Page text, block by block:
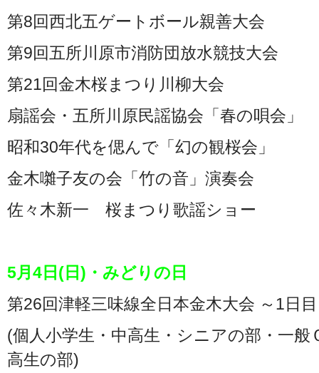
第8回西北五ゲートボール親善大会
第9回五所川原市消防団放水競技大会
第21回金木桜まつり川柳大会
扇謡会・五所川原民謡協会「春の唄会」
昭和30年代を偲んで「幻の観桜会」
金木囃子友の会「竹の音」演奏会
佐々木新一 桜まつり歌謡ショー
5月4日(日)・みどりの日
第26回津軽三味線全日本金木大会 ～1日
(個人小学生・中高生・シニアの部・一般
高生の部)